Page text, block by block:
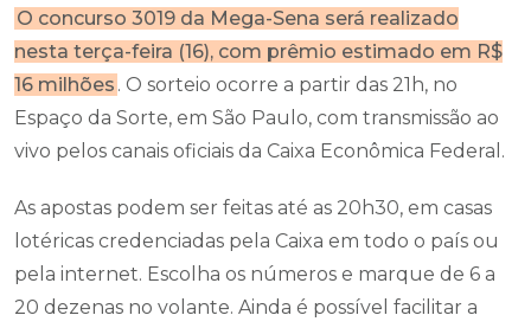
O concurso 3019 da Mega-Sena será realizado
nesta terça-feira (16), com prêmio estimado em R$
16 milhões . O sorteio ocorre a partir das 21h, no
Espaço da Sorte, em São Paulo, com transmissão ao
vivo pelos canais oficiais da Caixa Econômica Federal.
As apostas podem ser feitas até as 20h30, em casas
lotéricas credenciadas pela Caixa em todo o país ou
pela internet. Escolha os números e marque de 6 a
20 dezenas no volante. Ainda é possível facilitar a